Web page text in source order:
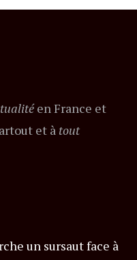
en France et
et à tout
un sursaut face à